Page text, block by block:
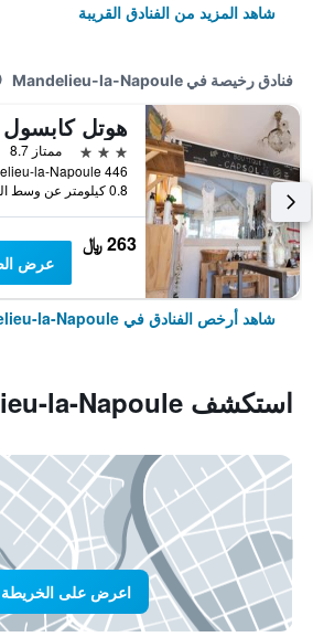
شاهد المزيد من الفنادق القريبة
فنادق رخيصة في Mandelieu-la-Napoule
هوتل كابسول
3 نجوم
ممتاز 8.7
0.8 كيلومتر عن وسط المدينة
263 ﷼
عرض
شاهد أرخص الفنادق في Mandelieu-la-Napoule
استكشف Mandelieu-la-Napoule
اعرض على الخريطة